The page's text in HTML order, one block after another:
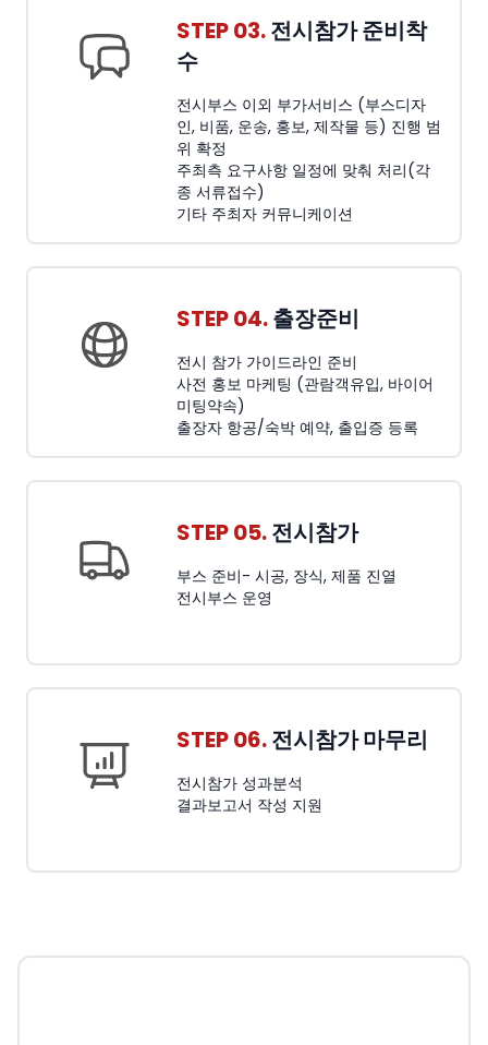
STEP 03.전시참가 준비착
수
전시부스 이외 부가서비스 (부스디자
인, 비품, 운송, 홍보, 제작물 등) 진행 범
위 확정
주최측 요구사항 일정에 맞춰 처리(각
종 서류접수)
기타 주최자 커뮤니케이션
STEP 04.출장준비
전시 참가 가이드라인 준비
사전 홍보 마케팅 (관람객유입, 바이어
미팅약속)
출장자 항공/숙박 예약, 출입증 등록
STEP 05.전시참가
부스 준비- 시공, 장식, 제품 진열
전시부스 운영
STEP 06.전시참가 마무리
전시참가 성과분석
결과보고서 작성 지원